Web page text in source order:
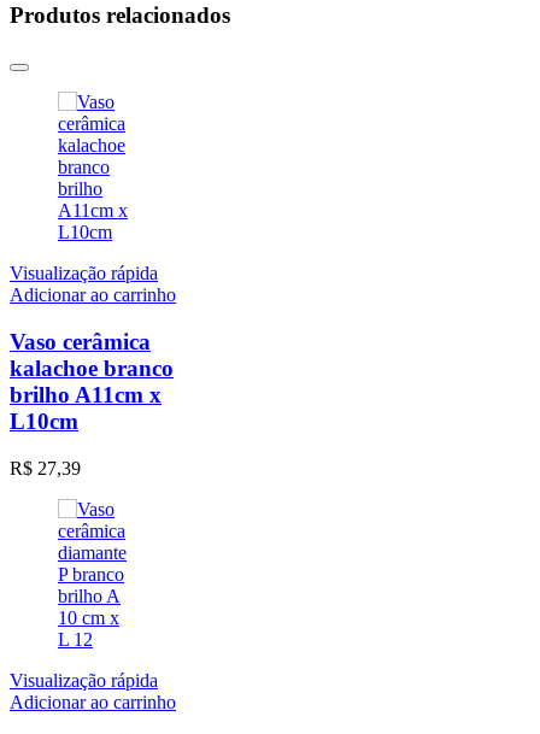
Produtos relacionados
Visualização rápida
Adicionar ao carrinho
Vaso cerâmica
kalachoe branco
brilho A11cm x
L10cm
R$ 27,39
Visualização rápida
Adicionar ao carrinho